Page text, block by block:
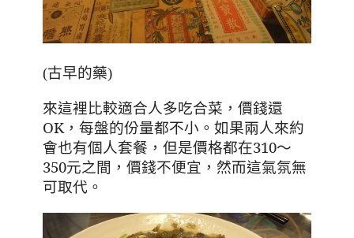
(古早的藥)
來這裡比較適合人多吃合菜 ，價錢還
OK，每盤的份量都不小 。 如果兩人來約
會也有個人套餐 ，但是價格都在310～
350元之間 ，價錢不便宜 ，然而這氣氛無
可取代 。